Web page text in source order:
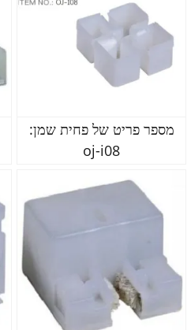
מספר פריט של פחית שמן:
oj-i08